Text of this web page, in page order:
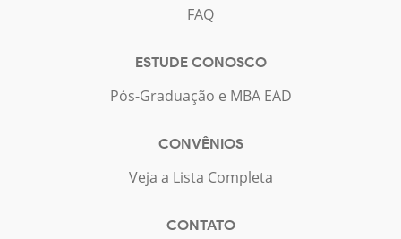
FAQ
ESTUDE CONOSCO
Pós-Graduação e MBA EAD
CONVÊNIOS
Veja a Lista Completa
CONTATO